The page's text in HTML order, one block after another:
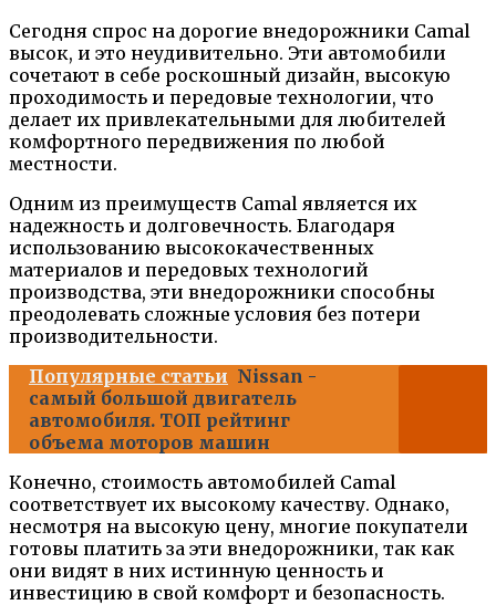
Сегодня спрос на дорогие внедорожники Camal
высок, и это неудивительно. Эти автомобили
сочетают в себе роскошный дизайн, высокую
проходимость и передовые технологии, что
делает их привлекательными для любителей
комфортного передвижения по любой
местности.
Одним из преимуществ Camal является их
надежность и долговечность. Благодаря
использованию высококачественных
материалов и передовых технологий
производства, эти внедорожники способны
преодолевать сложные условия без потери
производительности.
Популярные статьи Nissan -
самый большой двигатель
автомобиля. ТОП рейтинг
объема моторов машин
Конечно, стоимость автомобилей Camal
соответствует их высокому качеству. Однако,
несмотря на высокую цену, многие покупатели
готовы платить за эти внедорожники, так как
они видят в них истинную ценность и
инвестицию в свой комфорт и безопасность.